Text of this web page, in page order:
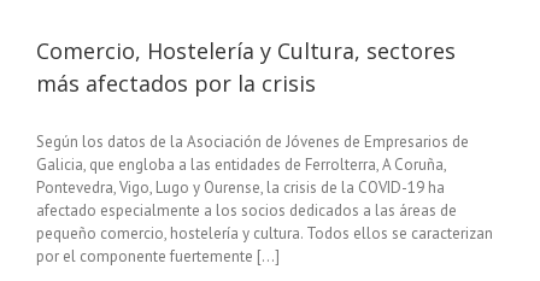
Comercio, Hostelería y Cultura, sectores
más afectados por la crisis
Según los datos de la Asociación de Jóvenes de Empresarios de
Galicia, que engloba a las entidades de Ferrolterra, A Coruña,
Pontevedra, Vigo, Lugo y Ourense, la crisis de la COVID-19 ha
afectado especialmente a los socios dedicados a las áreas de
pequeño comercio, hostelería y cultura. Todos ellos se caracterizan
por el componente fuertemente [...]